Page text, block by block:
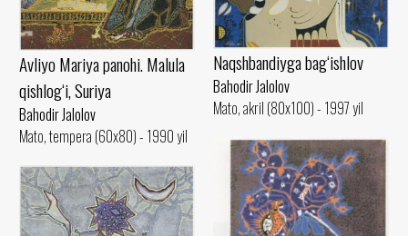
Naqshbandiyga bag‘ishlov
Bahodir Jalolov
Mato, akril (80x100) - 1997 yil
Avliyo Mariya panohi. Malula
qishlog‘i, Suriya
Bahodir Jalolov
Mato, tempera (60x80) - 1990 yil